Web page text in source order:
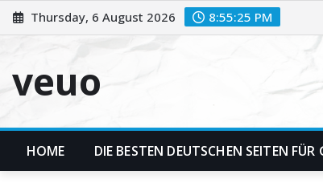
Skip
to
Thursday, 6 August 2026 8:55:26 PM
veuo
HOME DIE BESTEN DEUTSCHEN SEITEN